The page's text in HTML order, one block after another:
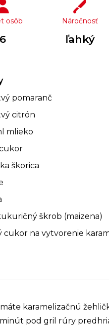
osôb
6
Náročnosť
ľahký
pomaranč
citrón
mlieko
škorica
škrob (maizena)
cukor na vytvorenie
karamelizačnú
pod gril rúry